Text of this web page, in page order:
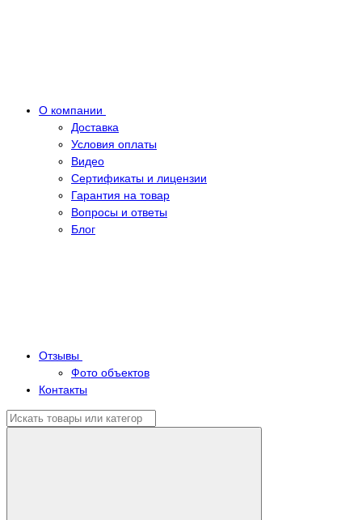
О компании
Доставка
Условия оплаты
Видео
Сертификаты и лицензии
Гарантия на товар
Вопросы и ответы
Блог
Отзывы
Фото объектов
Контакты